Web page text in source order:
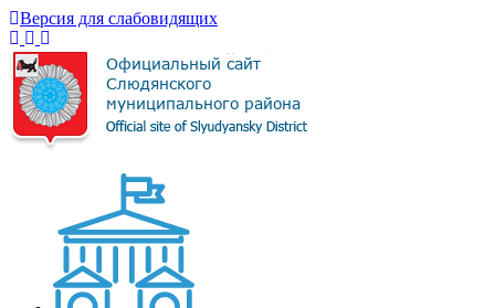
Версия для слабовидящих